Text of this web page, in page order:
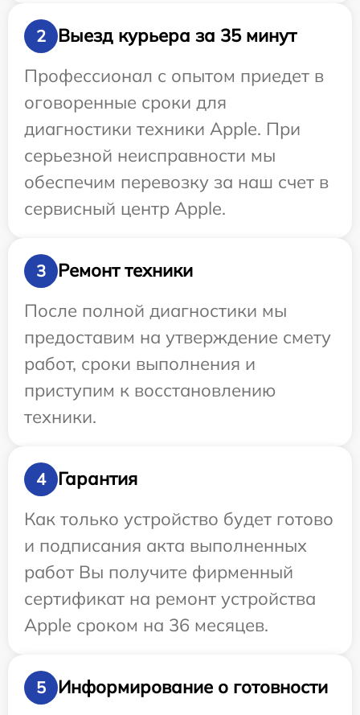
2
Выезд курьера за 35 минут
Профессионал с опытом приедет в
оговоренные сроки для
диагностики техники Apple. При
серьезной неисправности мы
обеспечим перевозку за наш счет в
сервисный центр Apple.
3
Ремонт техники
После полной диагностики мы
предоставим на утверждение смету
работ, сроки выполнения и
приступим к восстановлению
техники.
4
Гарантия
Как только устройство будет готово
и подписания акта выполненных
работ Вы получите фирменный
сертификат на ремонт устройства
Apple сроком на 36 месяцев.
5 Информирование о готовности